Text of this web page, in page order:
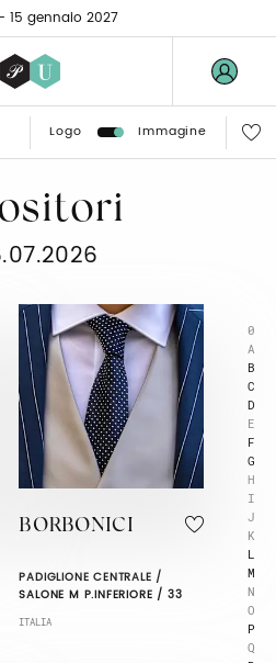
15 gennaio 2027
Logo Immagine
0
A
B
C
D
E
F
G
H
I
J
K
L
M
N
O
P
Q
BORBONICI
PADIGLIONE CENTRALE /
SALONE M P.INFERIORE / 33
ITALIA